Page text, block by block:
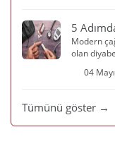
5
Modern
olan
04
Tümünü göster →